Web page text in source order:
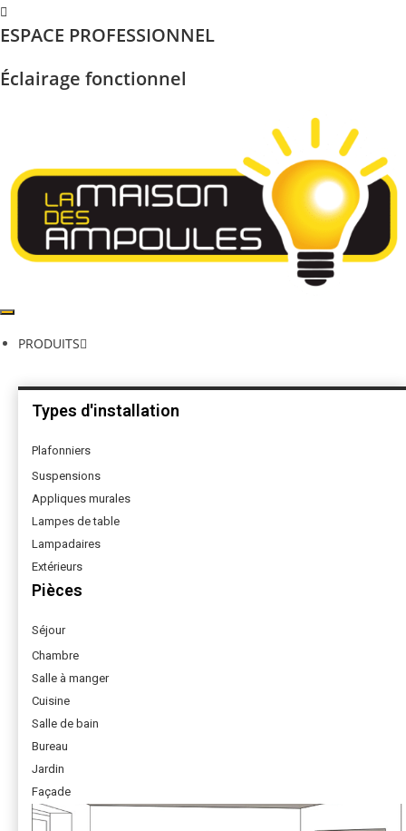
Skip
to
ESPACE PROFESSIONNEL
Éclairage fonctionnel
PRODUITS
Types d'installation
Plafonniers
Suspensions
Appliques murales
Lampes de table
Lampadaires
Extérieurs
Pièces
Séjour
Chambre
Salle à manger
Cuisine
Salle de bain
Bureau
Jardin
Façade